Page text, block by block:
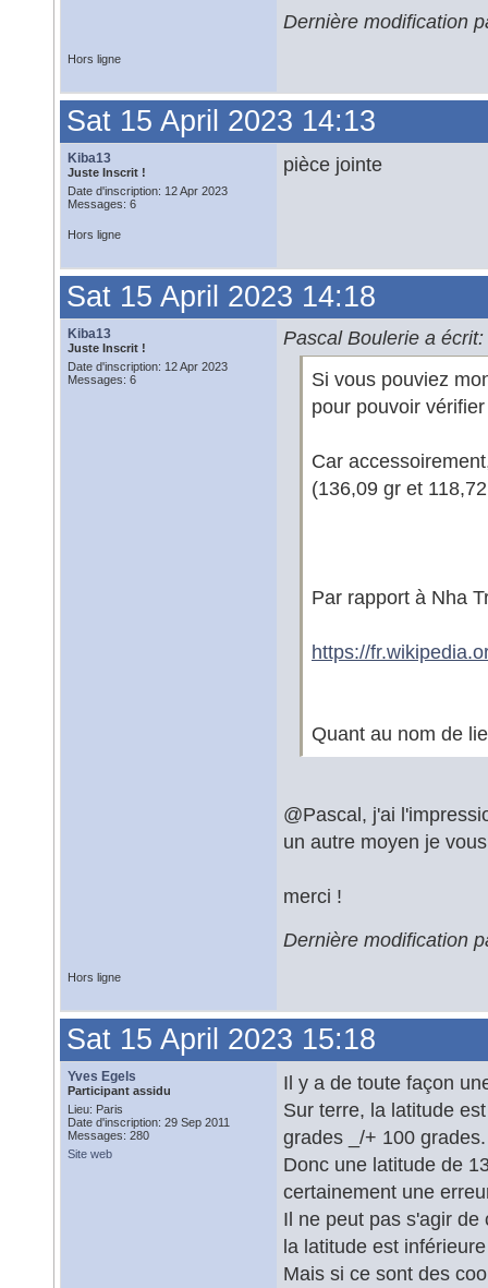
Dernière modification
Hors ligne
Sat 15 April 2023 14:13
Kiba13
Juste Inscrit !
Date d'inscription: 12 Apr 2023
Messages: 6
pièce jointe
Hors ligne
Sat 15 April 2023 14:18
Kiba13
Juste Inscrit !
Date d'inscription: 12 Apr 2023
Messages: 6
Pascal Boulerie a écrit:
Si vous pouviez
pour pouvoir
Car
(136,09 gr et
Par rapport à Nha
https://
Quant au nom de
@Pascal, j'ai
un autre moyen je
merci !
Dernière modification
Hors ligne
Sat 15 April 2023 15:18
Yves Egels
Participant assidu
Lieu: Paris
Date d'inscription: 29 Sep 2011
Messages: 280
Site web
Il y a de toute façon
Sur terre, la latitude
grades _/+ 100 grades.
Donc une latitude de
certainement une
Il ne peut pas s'agir
la latitude est
Mais si ce sont des